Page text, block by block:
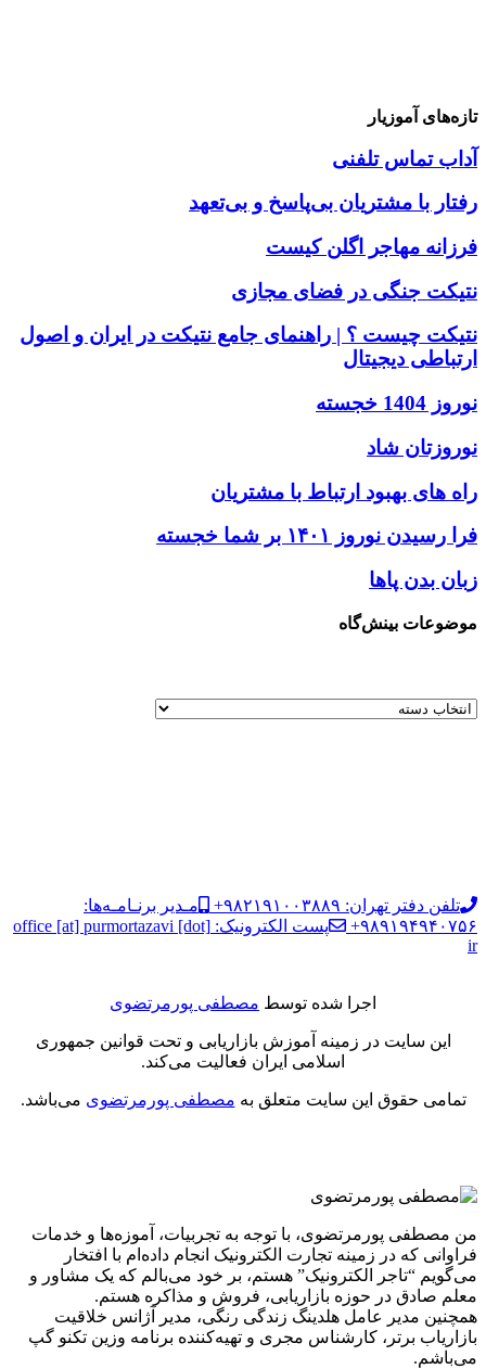
تازه‌های آموزیار
آداب تماس تلفنی
رفتار با مشتریان بی‌پاسخ و بی‌تعهد
فرزانه مهاجر اگلن کیست
نتیکت جنگی در فضای مجازی
نتیکت چیست ؟ | راهنمای جامع نتیکت در ایران و اصول
ارتباطی دیجیتال
نوروز 1404 خجسته
نوروزتان شاد
راه های بهبود ارتباط با مشتریان
فرا رسیدن نوروز ۱۴۰۱ بر شما خجسته
زبان بدن پاها
موضوعات بینش‌گاه
تلفن دفتر تهران: ۹۸۲۱۹۱۰۰۳۸۸۹+
مـدیر برنـامـه‌ها:
۹۸۹۱۹۴۹۴۰۷۵۶+
پست الکترونیک: office [at] purmortazavi [dot]
ir
اجرا شده توسط مصطفی پورمرتضوی
این سایت در زمینه آموزش بازاریابی و تحت قوانین جمهوری
اسلامی ایران فعالیت می‌کند.
تمامی حقوق این سایت متعلق به مصطفی پورمرتضوی می‌باشد.
من مصطفی پورمرتضوی، با توجه به تجربیات، آموزه‌ها و خدمات
فراوانی که در زمینه تجارت الکترونیک انجام داده‌ام با افتخار
می‌گویم “تاجر الکترونیک” هستم، بر خود می‌بالم که یک مشاور و
معلم صادق در حوزه بازاریابی، فروش و مذاکره هستم.
همچنین مدیر عامل هلدینگ زندگی رنگی، مدیر آژانس خلاقیت
بازاریاب برتر، کارشناس مجری و تهیه‌کننده برنامه وزین تکنو گپ
می‌باشم.